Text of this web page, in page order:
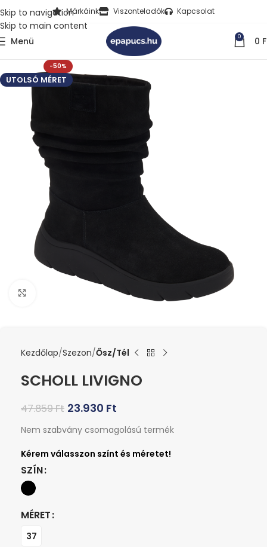
Skip to navigation
Skip to main content
Márkáink Viszonteladók Kapcsolat
Menü 0 0
-50%
UTOLSÓ MÉRET
Kattints a nagyításhoz
Kezdőlap Szezon Ősz/Tél
SCHOLL LIVIGNO
47.859Ft 23.930 Ft
Nem szabvány csomagolású termék
SZÍN
MÉRET
37